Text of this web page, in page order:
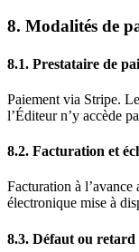
8. Modalités de
8.1. Prestataire de
Paiement via Stripe.
l’Éditeur n’y accède
8.2. Facturation et
Facturation à l’avance
électronique mise à
8.3. Défaut ou retard